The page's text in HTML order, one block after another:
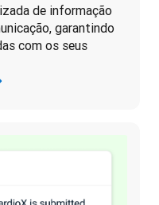
de informação
garantindo
com os seus